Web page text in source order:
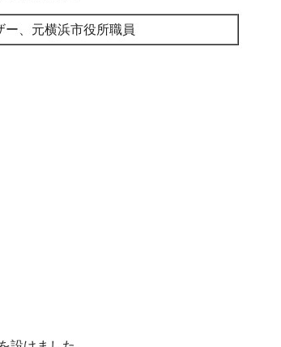
、元横浜市役所職員